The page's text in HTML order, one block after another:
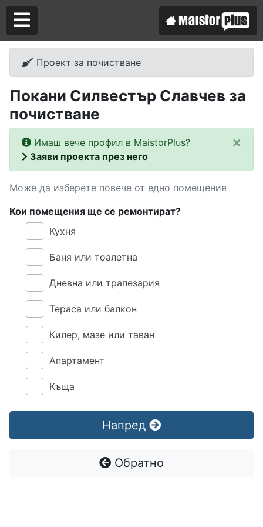
Проект за почистване
Покани Силвестър Славчев за
почистване
Имаш вече профил в MaistorPlus?
Заяви проекта през него
×
Може да изберете повече от едно помещения
Кои помещения ще се ремонтират?
Кухня
Баня или тоалетна
Дневна или трапезария
Тераса или балкон
Килер, мазе или таван
Апартамент
Къща
Напред
Обратно
Аз съм майстор